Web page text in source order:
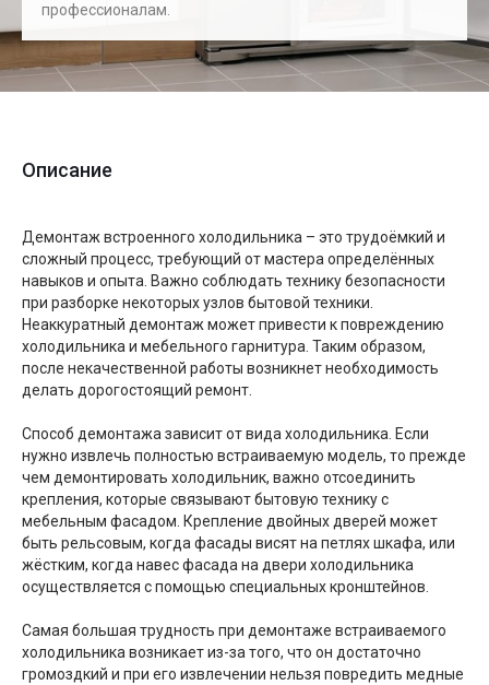
профессионалам.
Описание
Демонтаж встроенного холодильника – это трудоёмкий и
сложный процесс, требующий от мастера определённых
навыков и опыта. Важно соблюдать технику безопасности
при разборке некоторых узлов бытовой техники.
Неаккуратный демонтаж может привести к повреждению
холодильника и мебельного гарнитура. Таким образом,
после некачественной работы возникнет необходимость
делать дорогостоящий ремонт.
Способ демонтажа зависит от вида холодильника. Если
нужно извлечь полностью встраиваемую модель, то прежде
чем демонтировать холодильник, важно отсоединить
крепления, которые связывают бытовую технику с
мебельным фасадом. Крепление двойных дверей может
быть рельсовым, когда фасады висят на петлях шкафа, или
жёстким, когда навес фасада на двери холодильника
осуществляется с помощью специальных кронштейнов.
Самая большая трудность при демонтаже встраиваемого
холодильника возникает из-за того, что он достаточно
громоздкий и при его извлечении нельзя повредить медные